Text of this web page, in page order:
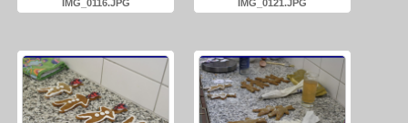
IMG_0116.JPG IMG_0121.JPG